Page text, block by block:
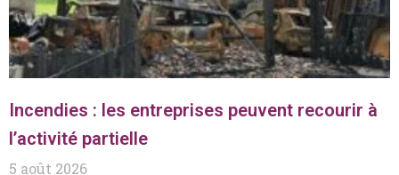
Incendies : les entreprises peuvent recourir à
l’activité partielle
5 août 2026